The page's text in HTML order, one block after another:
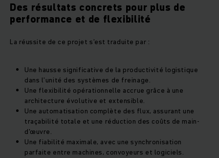
Des résultats concrets pour plus de
performance et de flexibilité
La réussite de ce projet s’est traduite par :
Une hausse significative de la productivité logistique
dans l’unité des systèmes de freinage.
Une flexibilité opérationnelle accrue grâce à une
architecture évolutive et extensible.
Une automatisation complète des flux, assurant une
traçabilité totale et une réduction des coûts de main-
d'œuvre.
Une fiabilité maximale, avec une synchronisation
parfaite entre machines, convoyeurs et logiciels.